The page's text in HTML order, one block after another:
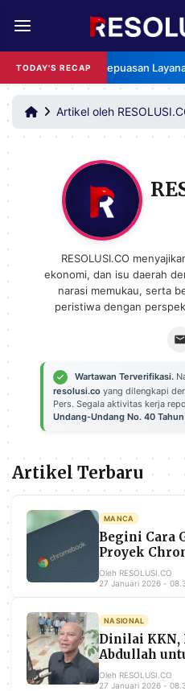
TODAY'S RECAP
Indeks Kepuasan Layanan Haji
REDAKSI TENTANG
RESOLUSI IKLAN
EDITORIAL AKSARA
FINANSIA PERSONA
NASIONAL
MANCA SPORT
PRIVACY
POLICY WARGA
INFORMASI
IKLAN
KIRIM
TULISAN
OF
SERVICE
IKUTI
KAMI
Artikel oleh
RESOLUSI.CO
ekonomi, dan isu daerah
narasi memukau, serta
peristiwa dengan
Wartawan Terverifikasi.
resolusi.co yang dilengkapi
Pers. Segala aktivitas kerja
Undang-Undang No. 40
Artikel Terbaru
MANCA
Begini Cara
Proyek
Oleh RESOLUSI.CO
27 Januari 2026 -
NASIONAL
Dinilai KKN,
Abdullah
Djiwandono
Oleh RESOLUSI.CO
27 Januari 2026 -